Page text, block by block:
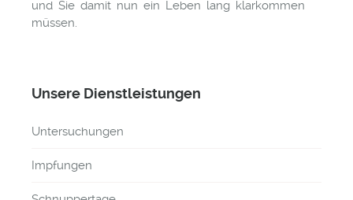
und Sie damit nun ein Leben lang klarkommen
müssen.
Unsere Dienstleistungen
Untersuchungen
Impfungen